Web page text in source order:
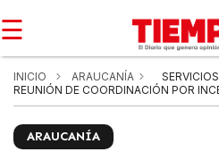
☰
INICIO ARAUCANÍA
REUNIÓN DE COORDINACIÓN POR
ARAUCANÍA